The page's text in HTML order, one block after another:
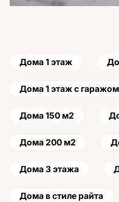
Дома 1 этаж
Дома 1 этаж с гаражом
Дома 150 м2
Дома 200 м2
Дома 3 этажа
Дома в стиле райта